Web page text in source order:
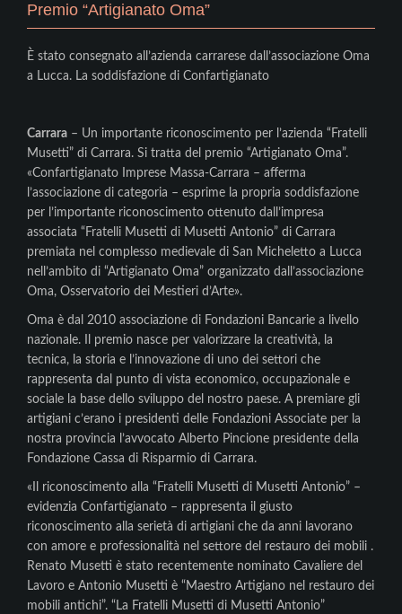
Premio “Artigianato Oma”
È stato consegnato all’azienda carrarese dall’associazione Oma
a Lucca. La soddisfazione di Confartigianato
Carrara – Un importante riconoscimento per l’azienda “Fratelli
Musetti” di Carrara. Si tratta del premio “Artigianato Oma”.
«Confartigianato Imprese Massa-Carrara – afferma
l’associazione di categoria – esprime la propria soddisfazione
per l’importante riconoscimento ottenuto dall’impresa
associata “Fratelli Musetti di Musetti Antonio” di Carrara
premiata nel complesso medievale di San Micheletto a Lucca
nell’ambito di “Artigianato Oma” organizzato dall’associazione
Oma, Osservatorio dei Mestieri d’Arte».
Oma è dal 2010 associazione di Fondazioni Bancarie a livello
nazionale. Il premio nasce per valorizzare la creatività, la
tecnica, la storia e l’innovazione di uno dei settori che
rappresenta dal punto di vista economico, occupazionale e
sociale la base dello sviluppo del nostro paese. A premiare gli
artigiani c’erano i presidenti delle Fondazioni Associate per la
nostra provincia l’avvocato Alberto Pincione presidente della
Fondazione Cassa di Risparmio di Carrara.
«Il riconoscimento alla “Fratelli Musetti di Musetti Antonio” –
evidenzia Confartigianato – rappresenta il giusto
riconoscimento alla serietà di artigiani che da anni lavorano
con amore e professionalità nel settore del restauro dei mobili .
Renato Musetti è stato recentemente nominato Cavaliere del
Lavoro e Antonio Musetti è “Maestro Artigiano nel restauro dei
mobili antichi”. “La Fratelli Musetti di Musetti Antonio”